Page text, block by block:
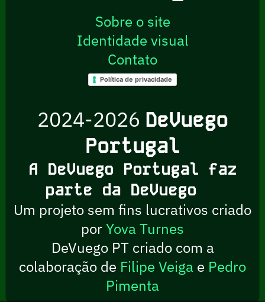
Sobre o site
Identidade visual
Contato
Política de privacidade
2024-2026 DeVuego
Portugal
A DeVuego Portugal faz
parte da DeVuego
Um projeto sem fins lucrativos criado
porYova Turnes
DeVuego PT criado com a
colaboração de Filipe Veiga e Pedro
Pimenta